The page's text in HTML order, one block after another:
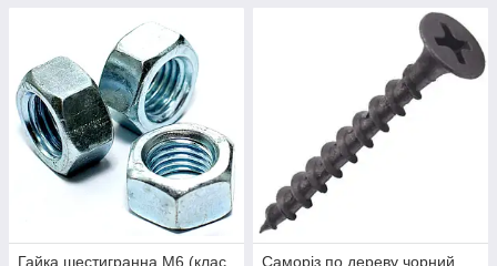
Гайка шестигранна М6 (клас
Саморіз по дереву чорний